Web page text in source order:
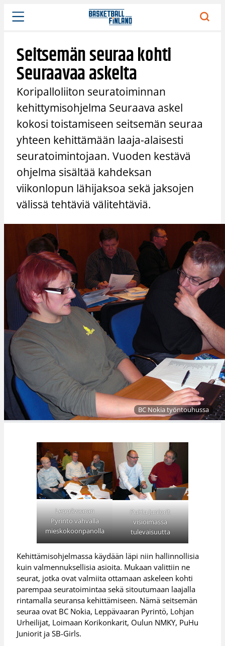
Siirry
sisältöön
Seitsemän seuraa kohti
Seuraavaa askelta
Koripalloliiton seuratoiminnan
kehittymisohjelma Seuraava askel
kokosi toistamiseen seitsemän seuraa
yhteen kehittämään laaja-alaisesti
seuratoimintojaan. Vuoden kestävä
ohjelma sisältää kahdeksan
viikonlopun lähijaksoa sekä jaksojen
välissä tehtäviä välitehtäviä.
BC Nokia työntouhussa
Leppävaaran
Pyrintö vahvalla
mieskokoonpanolla
PuHu Juniorit
visioimassa
tulevaisuutta
Kehittämisohjelmassa käydään läpi niin hallinnollisia
kuin valmennuksellisia asioita. Mukaan valittiin ne
seurat, jotka ovat valmiita ottamaan askeleen kohti
parempaa seuratoimintaa sekä sitoutumaan laajalla
rintamalla seuransa kehittämiseen. Nämä seitsemän
seuraa ovat BC Nokia, Leppävaaran Pyrintö, Lohjan
Urheilijat, Loimaan Korikonkarit, Oulun NMKY, PuHu
Juniorit ja SB-Girls.